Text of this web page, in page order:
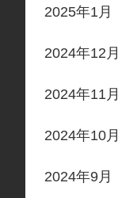
2025年1月
2024年12月
2024年11月
2024年10月
2024年9月